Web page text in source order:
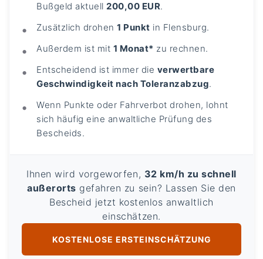
Bußgeld aktuell200,00 EUR.
Zusätzlich drohen1 Punkt in Flensburg.
Außerdem ist mit 1 Monat* zu rechnen.
Entscheidend ist immer die verwertbare
Geschwindigkeit nach Toleranzabzug.
Wenn Punkte oder Fahrverbot drohen, lohnt
sich häufig eine anwaltliche Prüfung des
Bescheids.
Ihnen wird vorgeworfen, 32 km/h zu schnell
außerorts gefahren zu sein? Lassen Sie den
Bescheid jetzt kostenlos anwaltlich
einschätzen.
KOSTENLOSE ERSTEINSCHÄTZUNG